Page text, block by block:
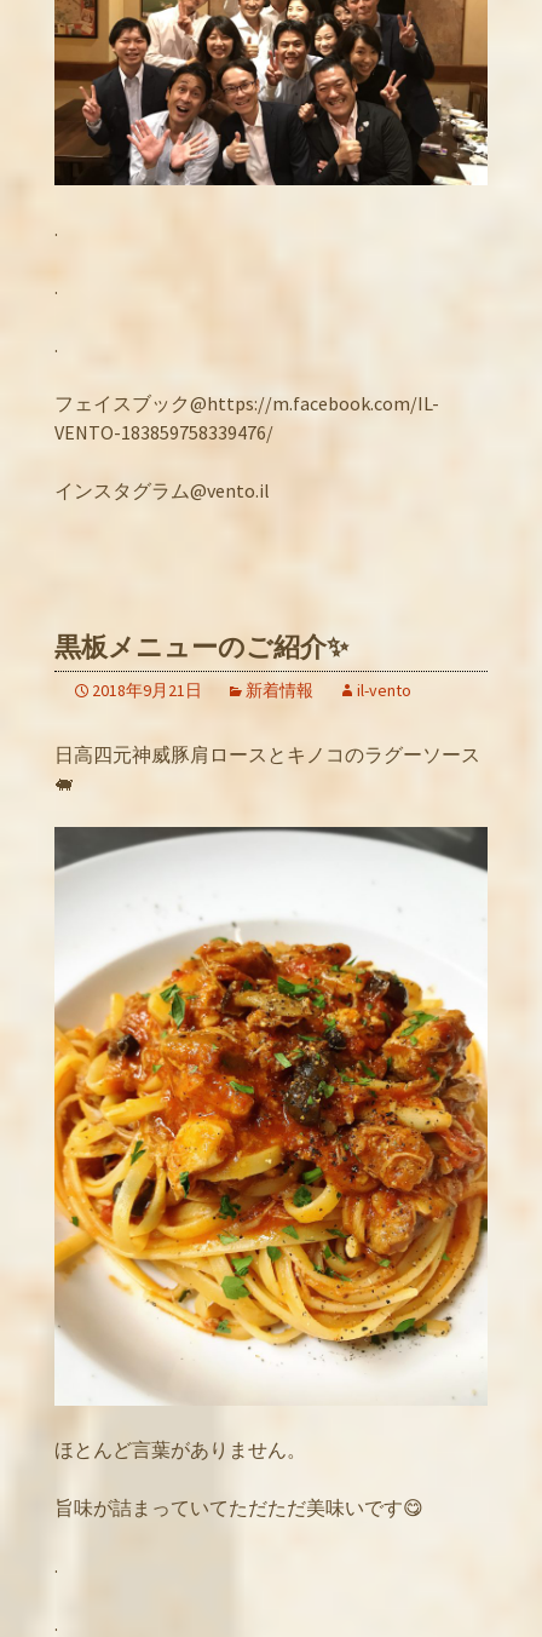
.
.
.
フェイスブック@https://m.facebook.com/IL-
VENTO-183859758339476/
インスタグラム@vento.il
黒板メニューのご紹介✨
2018年9月21日 新着情報 il-vento
日高四元神威豚肩ロースとキノコのラグーソース
🐖
ほとんど言葉がありません。
旨味が詰まっていてただただ美味いです😋
.
.